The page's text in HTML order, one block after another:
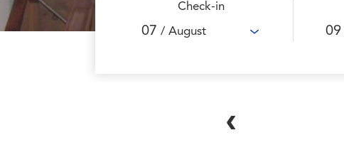
Check-in
07 / August 09